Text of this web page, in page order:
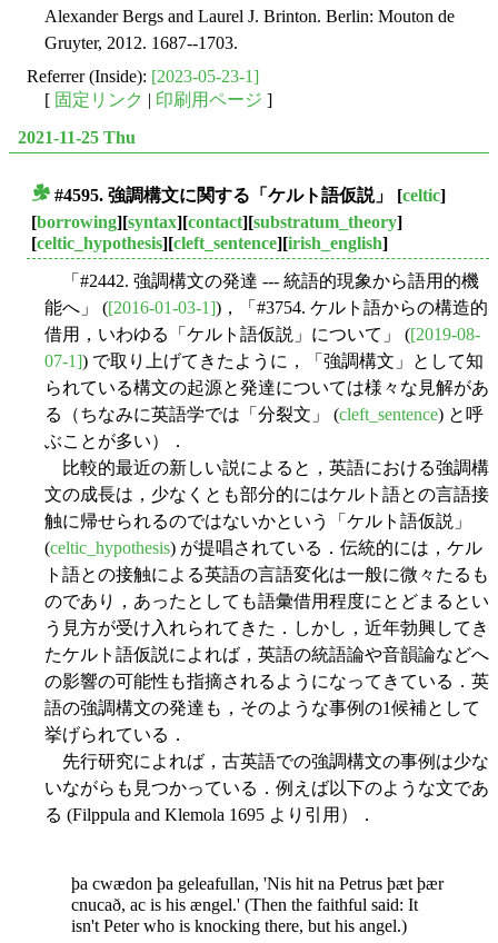
Alexander Bergs and Laurel J. Brinton. Berlin: Mouton de
Gruyter, 2012. 1687--1703.
Referrer (Inside): [2023-05-23-1]
[ 固定リンク | 印刷用ページ ]
2021-11-25 Thu
#4595. 強調構文に関する「ケルト語仮説」 [celtic]
[borrowing][syntax][contact][substratum_theory]
[celtic_hypothesis][cleft_sentence][irish_english]
「#2442. 強調構文の発達 --- 統語的現象から語用的機
能へ」 ([2016-01-03-1])，「#3754. ケルト語からの構造的
借用，いわゆる「ケルト語仮説」について」 ([2019-08-
07-1]) で取り上げてきたように，「強調構文」として知
られている構文の起源と発達については様々な見解があ
る（ちなみに英語学では「分裂文」 (cleft_sentence) と呼
ぶことが多い）．
比較的最近の新しい説によると，英語における強調構
文の成長は，少なくとも部分的にはケルト語との言語接
触に帰せられるのではないかという「ケルト語仮説」
(celtic_hypothesis) が提唱されている．伝統的には，ケル
ト語との接触による英語の言語変化は一般に微々たるも
のであり，あったとしても語彙借用程度にとどまるとい
う見方が受け入れられてきた．しかし，近年勃興してき
たケルト語仮説によれば，英語の統語論や音韻論などへ
の影響の可能性も指摘されるようになってきている．英
語の強調構文の発達も，そのような事例の1候補として
挙げられている．
先行研究によれば，古英語での強調構文の事例は少な
いながらも見つかっている．例えば以下のような文であ
る (Filppula and Klemola 1695 より引用）．
þa cwædon þa geleafullan, 'Nis hit na Petrus þæt þær
cnucað, ac is his ængel.' (Then the faithful said: It
isn't Peter who is knocking there, but his angel.)